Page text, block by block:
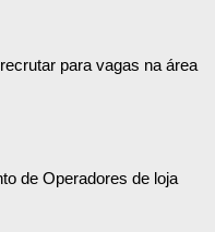
para vagas na área
de Operadores de loja